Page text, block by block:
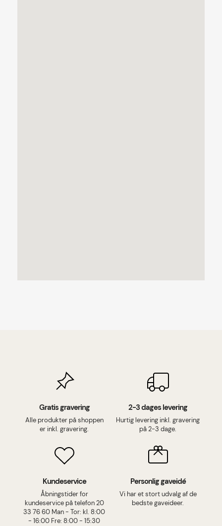
Gratis gravering
Alle produkter på shoppen
er inkl. gravering.
2-3 dages levering
Hurtig levering inkl. gravering
på 2-3 dage.
Kundeservice
Åbningstider for
kundeservice på telefon 20
33 76 60 Man - Tor: kl. 8:00
- 16:00 Fre: 8:00 - 15:30
Personlig gaveidé
Vi har et stort udvalg af de
bedste gaveideer.